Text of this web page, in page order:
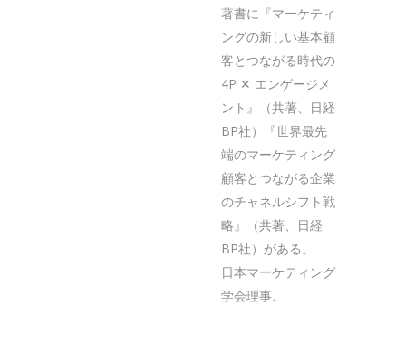
著書に『マーケティ
ングの新しい基本顧
客とつながる時代の
4P ✕ エンゲージメ
ント』（共著、日経
BP社）『世界最先
端のマーケティング
顧客とつながる企業
のチャネルシフト戦
略』（共著、日経
BP社）がある。
日本マーケティング
学会理事。